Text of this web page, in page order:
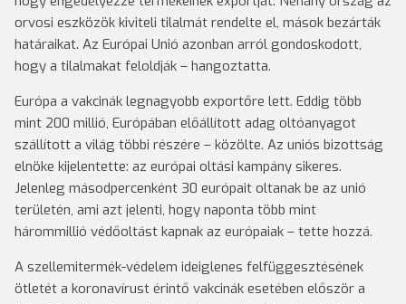
orvosi eszközök kiviteli tilalmát rendelte el, mások bezárták
határaikat. Az Európai Unió azonban arról gondoskodott,
hogy a tilalmakat feloldják – hangoztatta.
Európa a vakcinák legnagyobb exportőre lett. Eddig több
mint 200 millió, Európában előállított adag oltóanyagot
szállított a világ többi részére – közölte. Az uniós bizottság
elnöke kijelentette: az európai oltási kampány sikeres.
Jelenleg másodpercenként 30 európait oltanak be az unió
területén, ami azt jelenti, hogy naponta több mint
hárommillió védőoltást kapnak az európaiak – tette hozzá.
A szellemitermék-védelem ideiglenes felfüggesztésének
ötletét a koronavírust érintő vakcinák esetében először a